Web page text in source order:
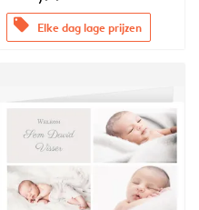
offers Elke dag lage prijzen